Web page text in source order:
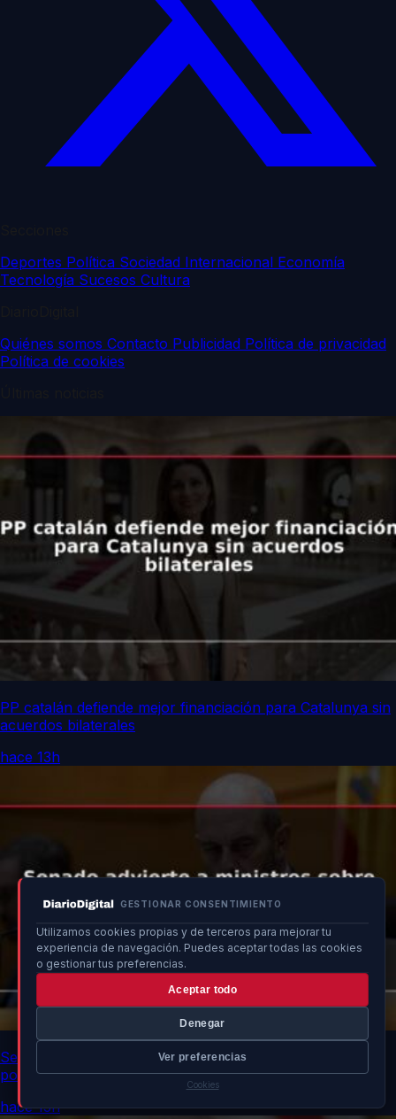
GESTIONAR CONSENTIMIENTO
Utilizamos cookies propias y de terceros para mejorar tu
experiencia de navegación. Puedes aceptar todas las cookies
o gestionar tus preferencias.
Aceptar todo
Denegar
Ver preferencias
Cookies
Deportes Política Sociedad Internacional Economía
Tecnología Sucesos Cultura
Quiénes somos Contacto Publicidad Política de privacidad
Política de cookies
PP catalán defiende mejor financiación para Catalunya sin
acuerdos bilaterales
hace 13h
Senado advierte a ministros sobre impacto de no asistir
por crisis en Ceuta
hace 13h